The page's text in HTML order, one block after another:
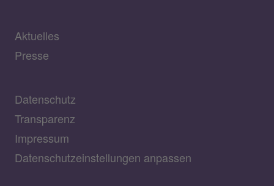
Aktuelles
Presse
Datenschutz
Transparenz
Impressum
Datenschutzeinstellungen anpassen